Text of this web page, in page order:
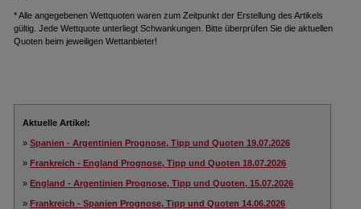
* Alle angegebenen Wettquoten waren zum Zeitpunkt der Erstellung des Artikels
gültig. Jede Wettquote unterliegt Schwankungen. Bitte überprüfen Sie die aktuellen
Quoten beim jeweiligen Wettanbieter!
Aktuelle Artikel:
»Spanien - Argentinien Prognose, Tipp und Quoten 19.07.2026
»Frankreich - England Prognose, Tipp und Quoten 18.07.2026
»England - Argentinien Prognose, Tipp und Quoten, 15.07.2026
»Frankreich - Spanien Prognose, Tipp und Quoten 14.06.2026